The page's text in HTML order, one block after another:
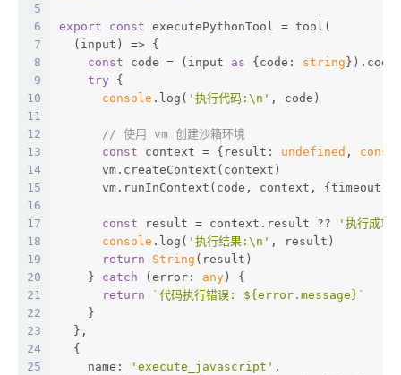
5
6
7
8
9
10
11
12
13
14
15
16
17
18
19
20
21
22
23
24
25
export const executePythonTool = tool(
  (input) => {
const code = (input as {code: string }).code
try {
console .log( '执行代码:\n' , code)
// 使用 vm 创建沙箱环境
const context = {result: undefined ,
      vm.createContext(context)
      vm.runInContext(code, context, {timeout:
const result = context.result ??
'执行成功'
console .log( '执行结果:\n' , result)
return
String (result)
    }
catch (error: any ) {
return
`代码执行错误: ${error.message} `
    }
  },
  {
    name:
'execute_javascript' ,